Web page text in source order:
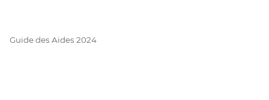
Guide des Aides 2024